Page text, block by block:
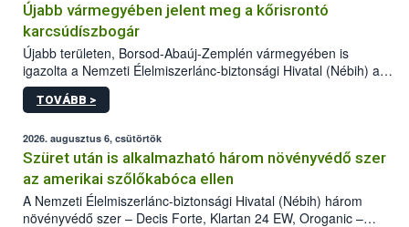
Újabb vármegyében jelent meg a kőrisrontó
karcsúdíszbogár
Újabb területen, Borsod-Abaúj-Zemplén vármegyében is
igazolta a Nemzeti Élelmiszerlánc-biztonsági Hivatal (Nébih) a
kőrisrontó karcsúdíszbogár (Agrilus planipennis) jelenlétét. A
kártevőt nem csak színcsapdában találták meg, de már fertőzött
az intenzív felderítést, emellett az intézkedéseket a szlovák
hatósággal is összehangolják a terjedés megállítása érdekében.
TOVÁBB >
2026. augusztus 6, csütörtök
Szüret után is alkalmazható három növényvédő szer
az amerikai szőlőkabóca ellen
A Nemzeti Élelmiszerlánc-biztonsági Hivatal (Nébih) három
növényvédő szer – Decis Forte, Klartan 24 EW, Oroganic –